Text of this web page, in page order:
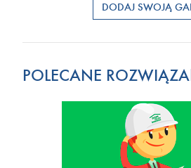
DODAJ SWOJĄ
POLECANE